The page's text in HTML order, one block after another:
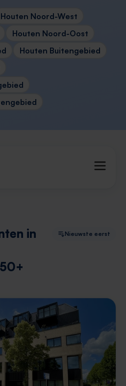
Houten Noord-West
Houten Noord-Oost
Houten Buitengebied
in
Nieuwste eerst